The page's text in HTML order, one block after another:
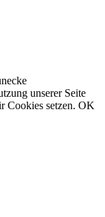
unserer Seite
Cookies setzen. OK